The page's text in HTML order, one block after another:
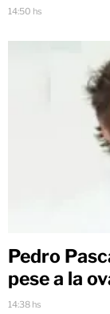
14:50 hs
Pedro
pese a la
14:38 hs